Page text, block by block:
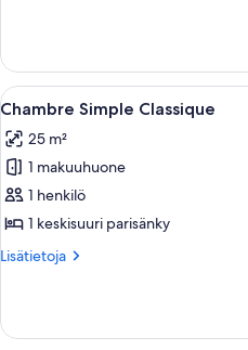
Avaa
kaikki
huonetyypin
Chambre
Simple
Classique
kuvat
3
Chambre Simple Classique
25 m²
1 makuuhuone
1 henkilö
1 keskisuuri parisänky
Lisätietoja
Lisätietoja
Classique